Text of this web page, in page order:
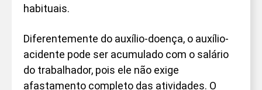
habituais.
Diferentemente do auxílio-doença, o auxílio-
acidente pode ser acumulado com o salário
do trabalhador, pois ele não exige
afastamento completo das atividades. O